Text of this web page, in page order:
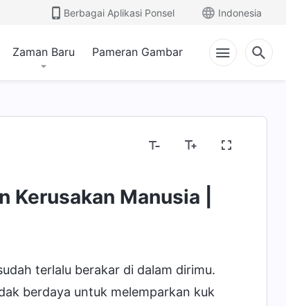
Berbagai Aplikasi Ponsel Indonesia
Zaman Baru Pameran Gambar
Kerusakan Manusia |
terlalu berakar di dalam dirimu.
berdaya untuk melemparkan kuk